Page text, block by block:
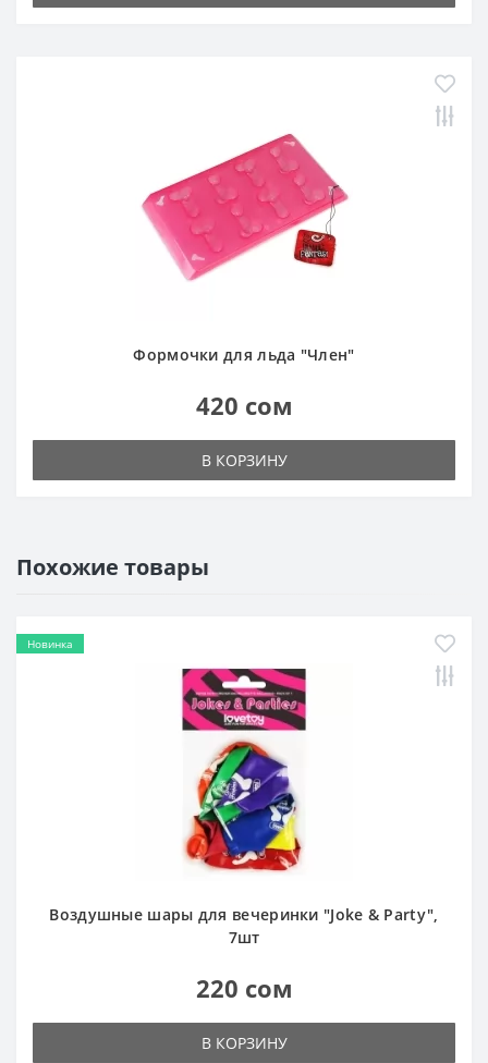
Формочки для льда "Член"
420 сом
В КОРЗИНУ
Похожие товары
Новинка
Воздушные шары для вечеринки "Joke & Party",
7шт
220 сом
В КОРЗИНУ